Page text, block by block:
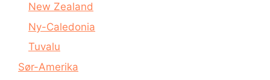
New Zealand
Ny-Caledonia
Tuvalu
Sør-Amerika